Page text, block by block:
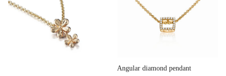
Angular diamond pendant